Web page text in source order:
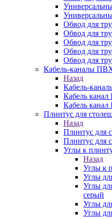
Обвод для
Обвод для
Обвод для
Обвод для
Обвод для
Кабель-каналы
Назад
Кабель-
Кабель
Кабель
Плинтус для
Назад
Плинтус для
Плинтус для
Углы к
Назад
Углы к
Углы
Углы
серый
Углы
Углы